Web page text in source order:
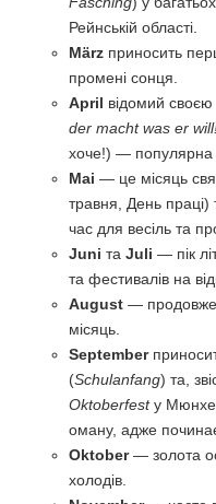
Рейнській області.
März приносить
промені сонця.
April відомий
der macht was er
хоче!) — популярна
Mai — це місяць
травня, День праці)
час для весіль та
Juni та Juli — пік
та фестивалів на
August —
місяць.
September
(Schulanfang) та,
Oktoberfestу
оману, адже
Oktober— золота
холодів.